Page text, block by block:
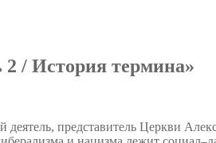
/ История термина»
представитель Церкви